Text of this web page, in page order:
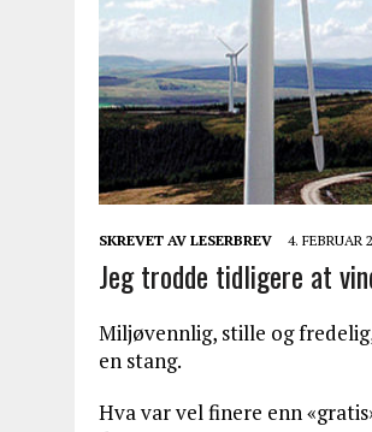
SKREVET AV LESERBREV 4. FEBRUAR
Jeg trodde tidligere at
Miljøvennlig, stille og
en stang.
Hva var vel finere enn